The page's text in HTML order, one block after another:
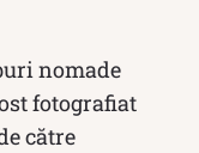
nomade
fotografiat
către